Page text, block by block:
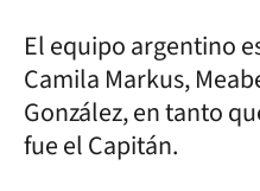
El equipo argentino
Camila Markus,
González, en tanto
fue el Capitán.